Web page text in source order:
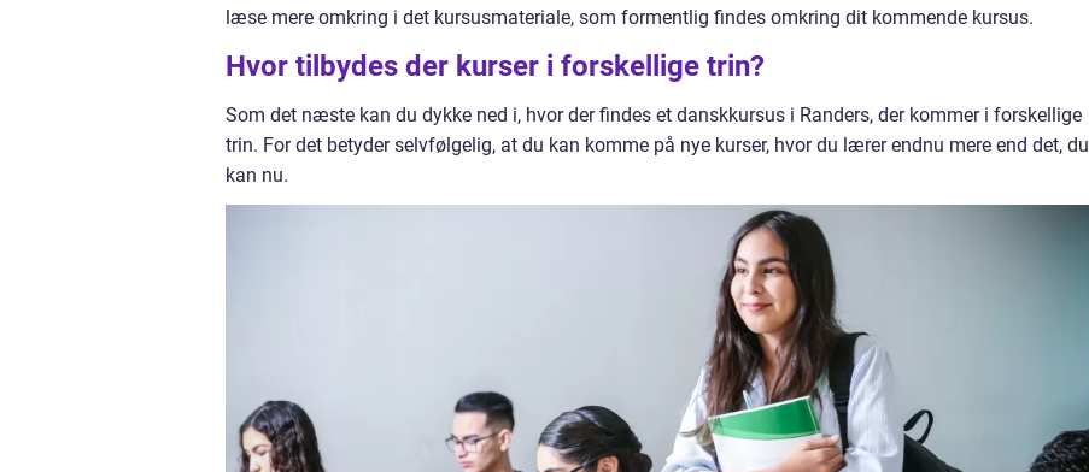
læse mere omkring i det kursusmateriale, som formentlig findes omkring dit kommende kursus.
Hvor tilbydes der kurser i forskellige trin?
Som det næste kan du dykke ned i, hvor der findes et danskkursus i Randers, der kommer i forskellige
trin. For det betyder selvfølgelig, at du kan komme på nye kurser, hvor du lærer endnu mere end det, du
kan nu.